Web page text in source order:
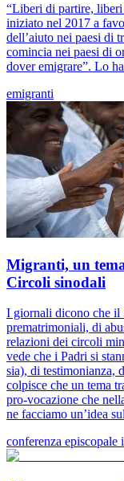
“Liberi di partire, liberi
iniziato nel 2017 a
dell’aiuto nei paesi di
comincia nei paesi di
dover emigrare”. Lo
emigranti
Migranti, un
Circoli sinodali
I giornali dicono che il
prematrimoniali, di
relazioni dei circoli
vede che i Padri si
sia), di testimonianza,
colpisce che un tema
pro-vocazione che
ne facciamo un’idea
conferenza episcopale